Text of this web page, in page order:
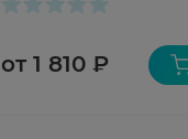
от 1 810 ₽